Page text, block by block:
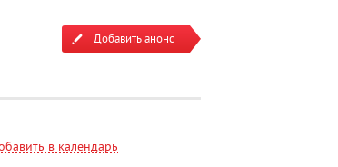
Добавить анонс
в календарь